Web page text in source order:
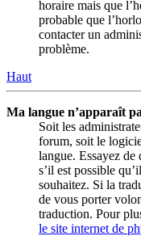
horaire mais que
probable que
contacter un
problème.
Haut
Ma langue n’apparaît
Soit les
forum, soit le
langue. Essayez
s’il est possible
souhaitez. Si la
de vous porter
traduction. Pour
le site internet de